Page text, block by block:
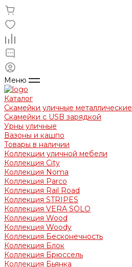
Меню
Каталог
Скамейки уличные металлические
Скамейки с USB зарядкой
Урны уличные
Вазоны и кашпо
Товары в наличии
Коллекции уличной мебели
Коллекция City
Коллекция Noma
Коллекция Parco
Коллекция Rail Road
Коллекция STRIPES
Коллекция VERA SOLO
Коллекция Wood
Коллекция Woody
Коллекция Бесконечность
Коллекция Блок
Коллекция Брюссель
Коллекция Бьянка